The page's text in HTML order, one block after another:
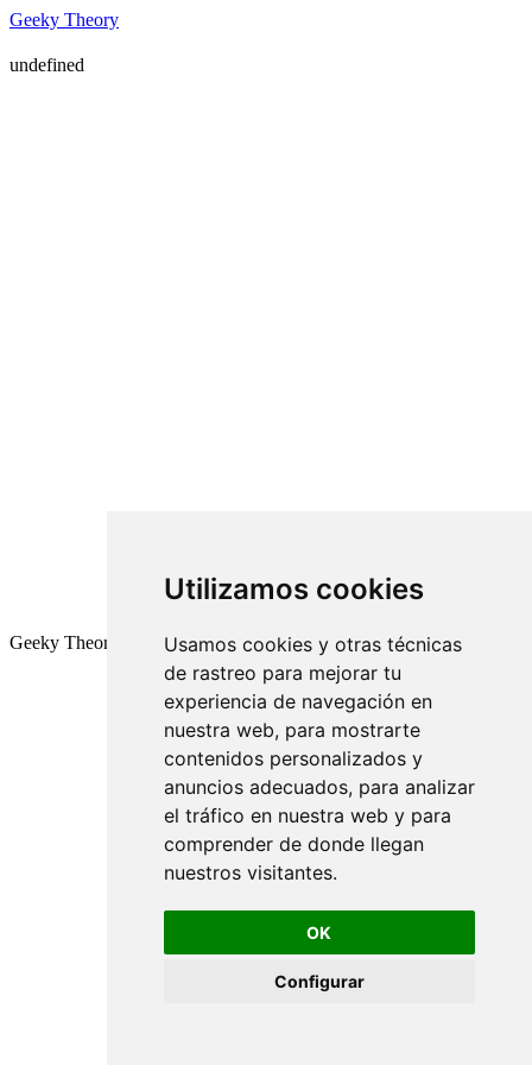
Utilizamos cookies
Usamos cookies y otras técnicas
de rastreo para mejorar tu
experiencia de navegación en
nuestra web, para mostrarte
contenidos personalizados y
anuncios adecuados, para analizar
el tráfico en nuestra web y para
comprender de donde llegan
nuestros visitantes.
OK
Configurar
Geeky Theory
undefined
Geeky Theory © 2026